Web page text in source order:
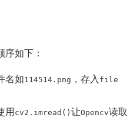
如下：
名如114514.png ，存入 file
用cv2.imread() 让Opencv读取